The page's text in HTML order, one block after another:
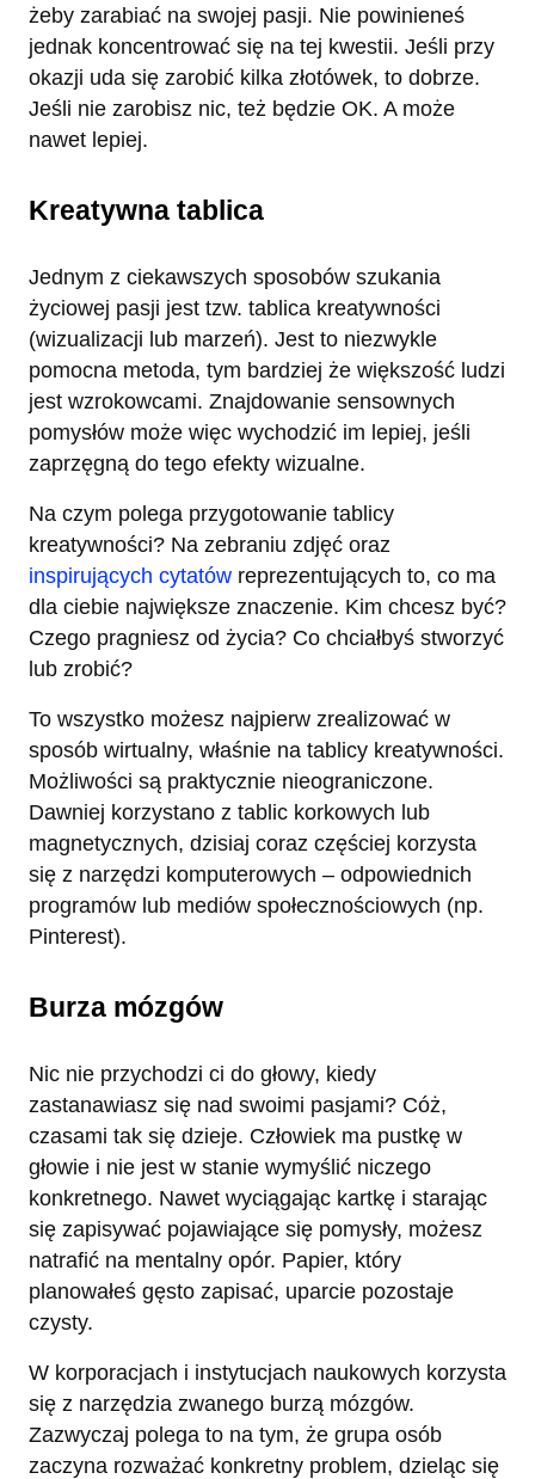
żeby zarabiać na swojej pasji. Nie powinieneś
jednak koncentrować się na tej kwestii. Jeśli przy
okazji uda się zarobić kilka złotówek, to dobrze.
Jeśli nie zarobisz nic, też będzie OK. A może
nawet lepiej.
Kreatywna tablica
Jednym z ciekawszych sposobów szukania
życiowej pasji jest tzw. tablica kreatywności
(wizualizacji lub marzeń). Jest to niezwykle
pomocna metoda, tym bardziej że większość ludzi
jest wzrokowcami. Znajdowanie sensownych
pomysłów może więc wychodzić im lepiej, jeśli
zaprzęgną do tego efekty wizualne.
Na czym polega przygotowanie tablicy
kreatywności? Na zebraniu zdjęć oraz
inspirujących cytatów reprezentujących to, co ma
dla ciebie największe znaczenie. Kim chcesz być?
Czego pragniesz od życia? Co chciałbyś stworzyć
lub zrobić?
To wszystko możesz najpierw zrealizować w
sposób wirtualny, właśnie na tablicy kreatywności.
Możliwości są praktycznie nieograniczone.
Dawniej korzystano z tablic korkowych lub
magnetycznych, dzisiaj coraz częściej korzysta
się z narzędzi komputerowych – odpowiednich
programów lub mediów społecznościowych (np.
Pinterest).
Burza mózgów
Nic nie przychodzi ci do głowy, kiedy
zastanawiasz się nad swoimi pasjami? Cóż,
czasami tak się dzieje. Człowiek ma pustkę w
głowie i nie jest w stanie wymyślić niczego
konkretnego. Nawet wyciągając kartkę i starając
się zapisywać pojawiające się pomysły, możesz
natrafić na mentalny opór. Papier, który
planowałeś gęsto zapisać, uparcie pozostaje
czysty.
W korporacjach i instytucjach naukowych korzysta
się z narzędzia zwanego burzą mózgów.
Zazwyczaj polega to na tym, że grupa osób
zaczyna rozważać konkretny problem, dzieląc się